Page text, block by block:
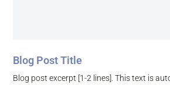
Blog Post Title
Blog post excerpt [1-2 lines]. This text is